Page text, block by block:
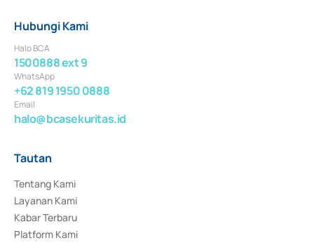
Hubungi Kami
Halo BCA
1500888 ext 9
WhatsApp
+62 819 1950 0888
Email
halo@bcasekuritas.id
Tautan
Tentang Kami
Layanan Kami
Kabar Terbaru
Platform Kami